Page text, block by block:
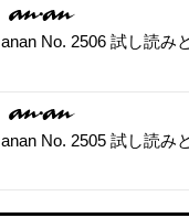
anan No. 2506 試し読み
anan No. 2505 試し読み